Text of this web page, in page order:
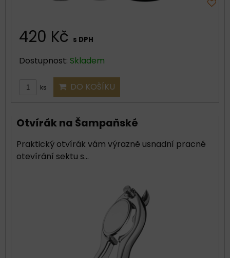
420 Kč s DPH
Dostupnost: Skladem
ks DO KOŠÍKU
Otvírák na Šampaňské
Praktický otvírák vám výrazně usnadní pracné
otevírání sektu s...